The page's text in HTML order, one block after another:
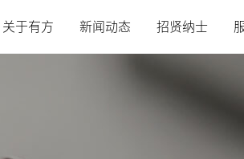
关于有方 新闻动态 招贤纳士